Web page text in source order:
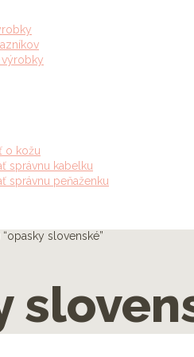
výrobky
o kožu
správnu kabelku
správnu peňaženku
slovenské”